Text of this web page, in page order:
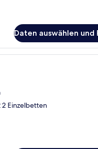
Daten auswählen und
Ein Hotelzimmer
2 Einzelbetten